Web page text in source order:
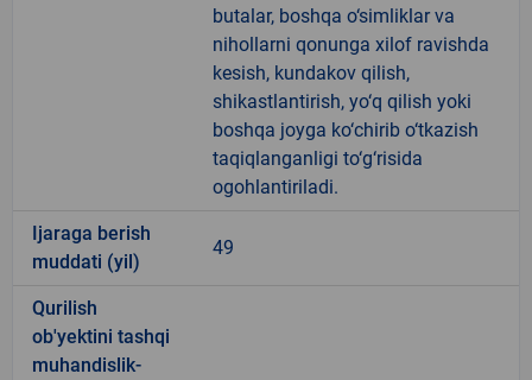
butalar, boshqa o‘simliklar va
nihollarni qonunga xilof ravishda
kesish, kundakov qilish,
shikastlantirish, yo‘q qilish yoki
boshqa joyga ko‘chirib o‘tkazish
taqiqlanganligi to‘g‘risida
ogohlantiriladi.
Ijaraga berish
muddati (yil)
49
Qurilish
ob'yektini tashqi
muhandislik-